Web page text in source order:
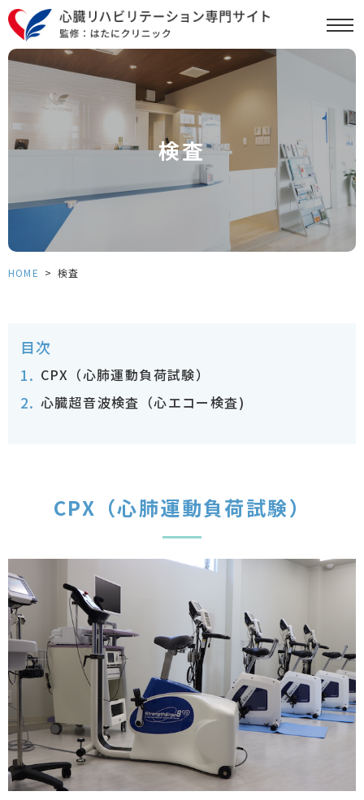
検査
HOME > 検査
目次
CPX（心肺運動負荷試験）
心臓超音波検査（心エコー検査)
CPX（心肺運動負荷試験）